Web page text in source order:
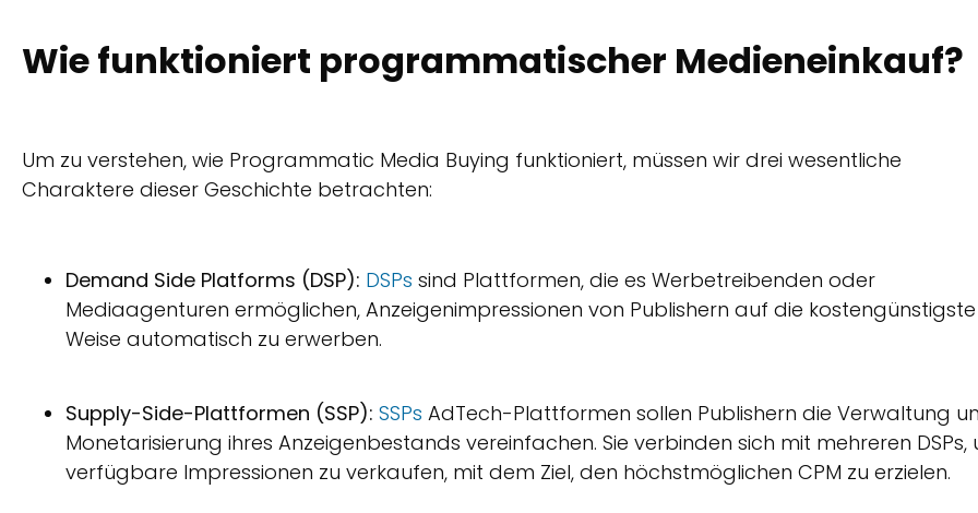
Wie funktioniert programmatischer Medieneinkauf?
Um zu verstehen, wie Programmatic Media Buying funktioniert, müssen wir drei wesentliche
Charaktere dieser Geschichte betrachten:
Demand Side Platforms (DSP): DSPs sind Plattformen, die es Werbetreibenden oder
Mediaagenturen ermöglichen, Anzeigenimpressionen von Publishern auf die kostengünstigste
Weise automatisch zu erwerben.
Supply-Side-Plattformen (SSP): SSPs AdTech-Plattformen sollen Publishern die Verwaltung
Monetarisierung ihres Anzeigenbestands vereinfachen. Sie verbinden sich mit mehreren DSPs,
verfügbare Impressionen zu verkaufen, mit dem Ziel, den höchstmöglichen CPM zu erzielen.